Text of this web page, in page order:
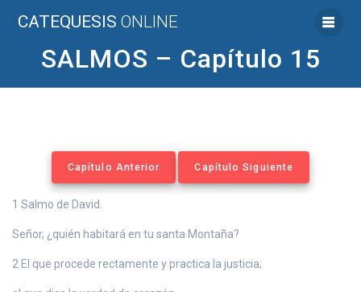
CATEQUESIS ONLINE
SALMOS – Capítulo 15
Capítulo Anterior Capítulo Siguiente
1 Salmo de David.
Señor, ¿quién habitará en tu santa Montaña?
2 El que procede rectamente y practica la justicia;